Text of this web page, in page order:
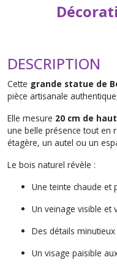
DESCRIPTION
Cette grande statue de
pièce artisanale
Elle mesure 20 cm de
une belle présence tout en
étagère, un autel ou un
Le bois naturel révèle :
Une teinte chaude et
Un veinage visible et
Des détails
Un visage paisible